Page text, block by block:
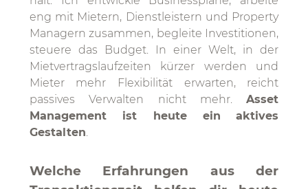
eng mit Mietern, Dienstleistern und Property
Managern zusammen, begleite Investitionen,
steuere das Budget. In einer Welt, in der
Mietvertragslaufzeiten kürzer werden und
Mieter mehr Flexibilität erwarten, reicht
passives Verwalten nicht mehr.Asset
Management ist heute ein
aktives
Gestalten.
Welche Erfahrungen aus der